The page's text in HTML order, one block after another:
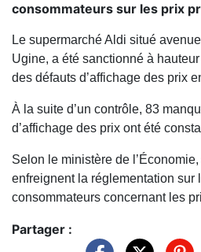
consommateurs sur les prix
Le supermarché Aldi situé
Ugine, a été sanctionné à
des défauts d’affichage des prix
À la suite d’un contrôle, 83
d’affichage des prix ont été
Selon le ministère de
enfreignent la réglementation sur
consommateurs concernant les
Partager :